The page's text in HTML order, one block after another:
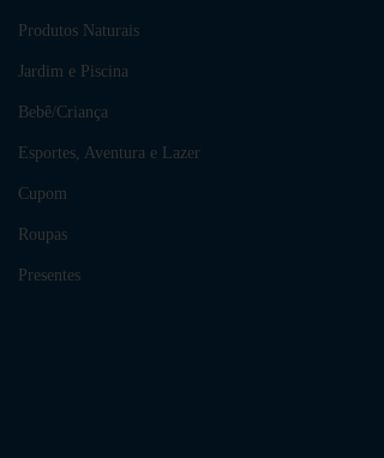
Produtos Naturais
Jardim e Piscina
Bebê/Criança
Esportes, Aventura e Lazer
Cupom
Roupas
Presentes